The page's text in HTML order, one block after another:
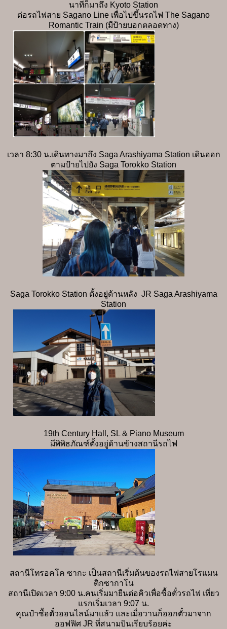
นาทีก็มาถึง Kyoto Station
ต่อรถไฟสาย Sagano Line เพื่อไปขึ้นรถไฟ The Sagano
Romantic Train (มีป้ายบอกตลอดทาง)
เวลา 8:30 น.เดินทางมาถึง Saga Arashiyama Station เดินออก
ตามป้ายไปยัง Saga Torokko Station
Saga Torokko Station ตั้งอยู่ด้านหลัง JR Saga Arashiyama
Station
19th Century Hall, SL & Piano Museum
มีพิพิธภัณฑ์ตั้งอยู่ด้านข้างสถานีรถไฟ
สถานีโทรอคโค ซากะ เป็นสถานีเริ่มต้นของรถไฟสายโรแมน
ติกซากาโน
สถานีเปิดเวลา 9:00 น.คนเริ่มมายืนต่อคิวเพื่อซื้อตั๋วรถไฟ เที่ยว
แรกเริ่มเวลา 9:07 น.
คุณป๋าซื้อตั๋วออนไลน์มาแล้ว และเมื่อวานก็ออกตั๋วมาจาก
ออฟฟิศ JR ที่สนามบินเรียบร้อยค่ะ